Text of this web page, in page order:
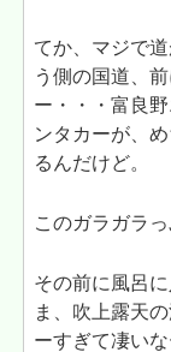
てか、マジで
う側の国道、
ー・・・富良
ンタカーが、
るんだけど。
このガラガラ
その前に風呂
ま、吹上露天
ーすぎて凄い